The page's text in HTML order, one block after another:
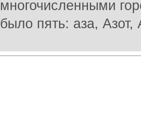
многочисленными
было пять: аза,